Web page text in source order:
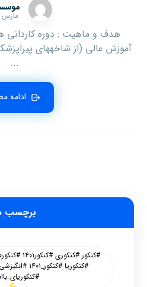
مارس ۹, ۲۰۱۸
هدف و ماهیت : دوره کاردانی
آموزش عالی (از شاخه‏های
...
ادامه
برچسب
#کنکوریا